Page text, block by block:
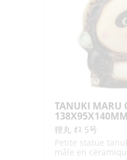
TANUKI MARU
138X95X140MM
狸丸 ｵｽ 5号
Petite statue
mâle en